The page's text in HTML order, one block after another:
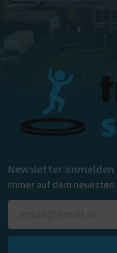
Newsletter anmelden
Immer auf dem